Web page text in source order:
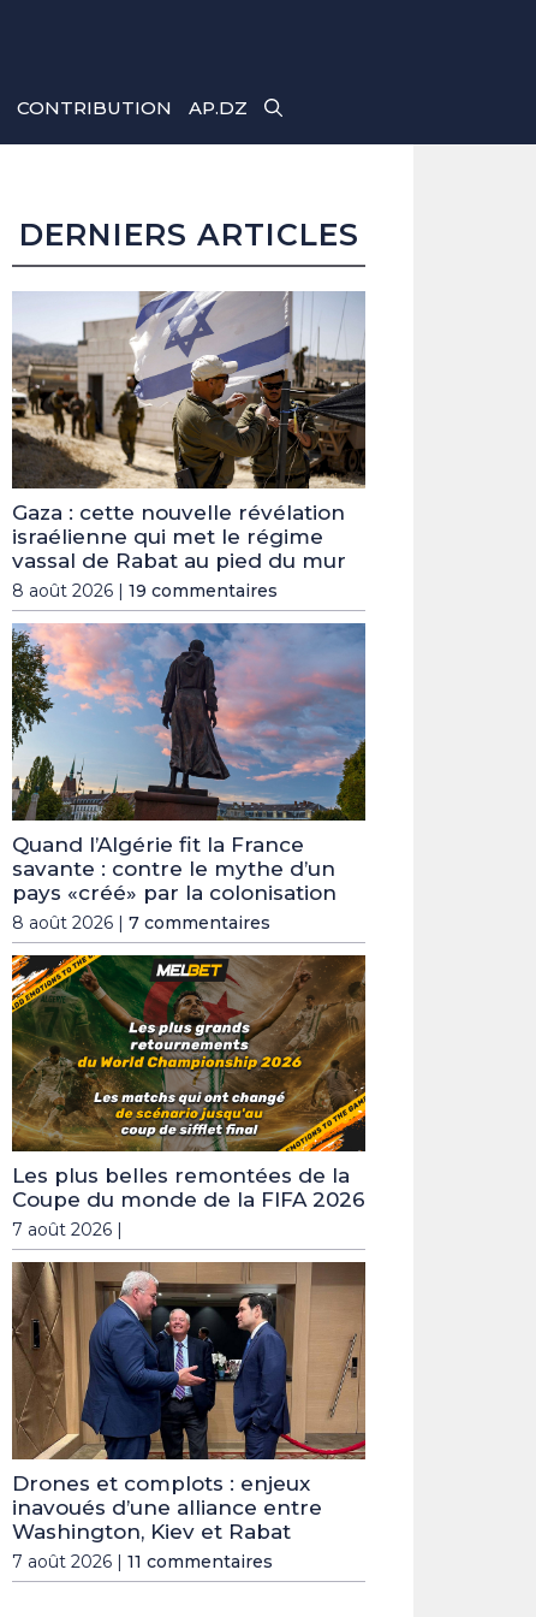
CONTRIBUTION AP.DZ
DERNIERS ARTICLES
Gaza : cette nouvelle révélation
israélienne qui met le régime
vassal de Rabat au pied du mur
8 août 2026 | 19 commentaires
Quand l’Algérie fit la France
savante : contre le mythe d’un
pays «créé» par la colonisation
8 août 2026 | 7 commentaires
Les plus belles remontées de la
Coupe du monde de la FIFA 2026
7 août 2026 |
Drones et complots : enjeux
inavoués d’une alliance entre
Washington, Kiev et Rabat
7 août 2026 | 11 commentaires